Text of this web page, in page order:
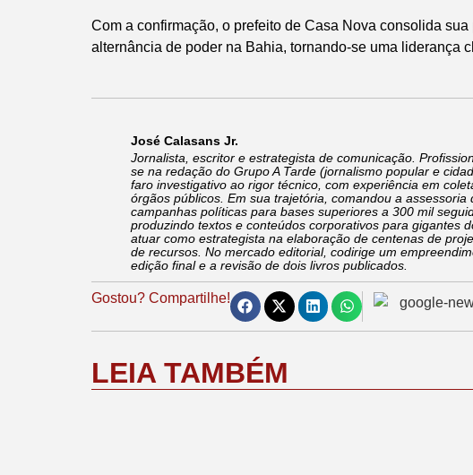
Com a confirmação, o prefeito de Casa Nova consolida
alternância de poder na Bahia, tornando-se uma liderança
José Calasans Jr.
Jornalista, escritor e estrategista de comunicação.
se na redação do Grupo A Tarde (jornalismo popular e
faro investigativo ao rigor técnico, com experiência em
órgãos públicos. Em sua trajetória, comandou a
campanhas políticas para bases superiores a 300 mil
produzindo textos e conteúdos corporativos para gigantes
atuar como estrategista na elaboração de centenas de
de recursos. No mercado editorial, codirige um
edição final e a revisão de dois livros publicados.
Gostou? Compartilhe!
LEIA TAMBÉM